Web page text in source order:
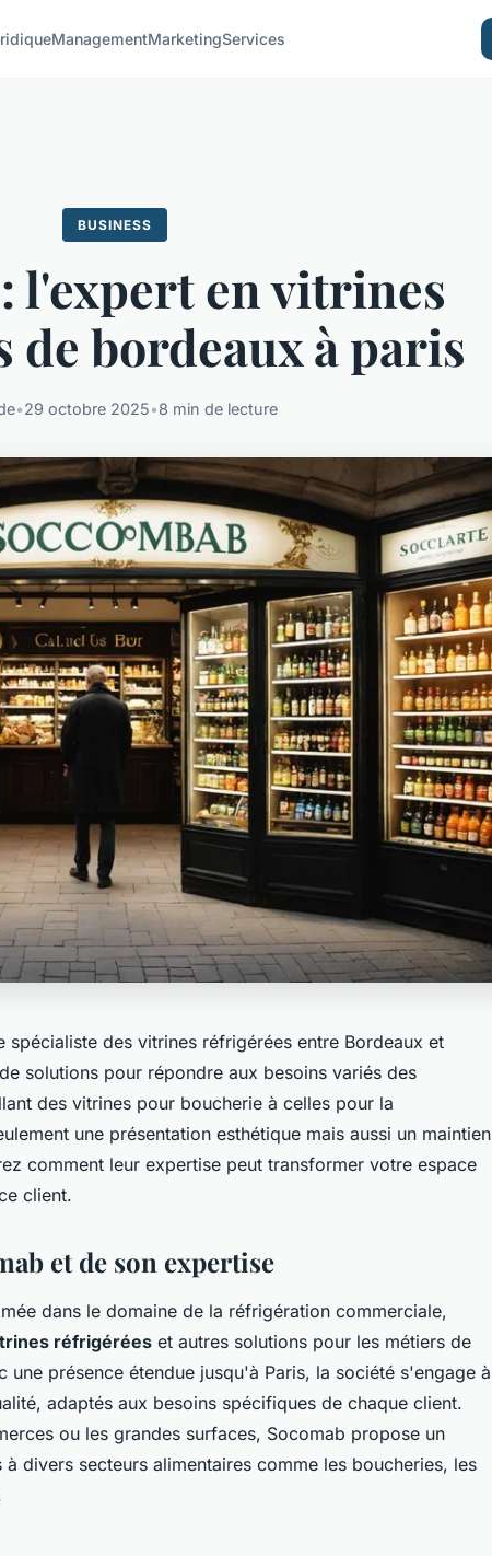
ManagementMarketingServices
BUSINESS
l'expert en vitrines
de bordeaux à paris
•29 octobre 2025•8 min de lecture
spécialiste des vitrines réfrigérées entre Bordeaux et
solutions pour répondre aux besoins variés des
des vitrines pour boucherie à celles pour la
une présentation esthétique mais aussi un maintien
comment leur expertise peut transformer votre espace
client.
et de son expertise
dans le domaine de la réfrigération commerciale,
réfrigérées et autres solutions pour les métiers de
une présence étendue jusqu'à Paris, la société s'engage à
adaptés aux besoins spécifiques de chaque client.
ou les grandes surfaces, Socomab propose un
divers secteurs alimentaires comme les boucheries, les